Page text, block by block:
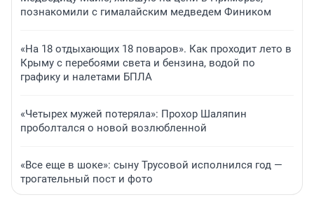
познакомили с гималайским медведем Фиником
«На 18 отдыхающих 18 поваров». Как проходит лето в
Крыму с перебоями света и бензина, водой по
графику и налетами БПЛА
«Четырех мужей потеряла»: Прохор Шаляпин
проболтался о новой возлюбленной
«Все еще в шоке»: сыну Трусовой исполнился год —
трогательный пост и фото